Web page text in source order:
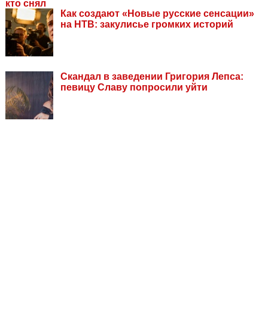
Как создают «Новые русские сенсации»
на НТВ: закулисье громких историй
Скандал в заведении Григория Лепса:
певицу Славу попросили уйти